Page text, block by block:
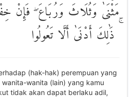
مَثْنَىٰ وَثُلَاثَ وَرُبَاعَ ۖ فَإِنْ
ۚ ذَٰلِكَ أَدْنَىٰ أَلَّا تَعُولُوا
(hak-hak) perempuan yang
wanita (lain) yang kamu
tidak akan dapat berlaku adil,